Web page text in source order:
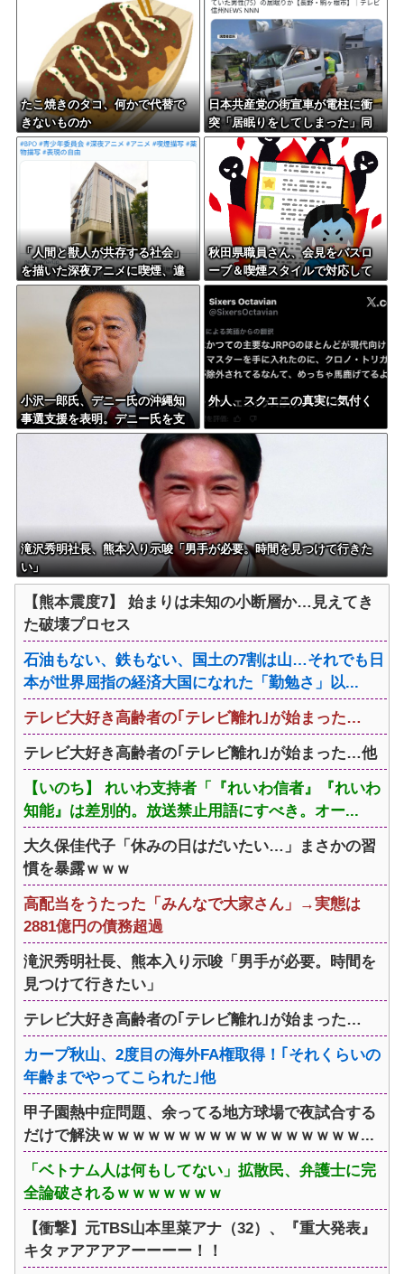
撲、頭部裂傷及び打撲、頸部損
傷の怪我
いの」
たこ焼きのタコ、何かで代替で
きないものか
日本共産党の街宣車が電柱に衝
突「居眠りをしてしまった」同
乗していた県議を含め男女3人重
「人間と獣人が共存する社会」
を描いた深夜アニメに喫煙、違
法薬物の連想シーンも…視聴者
批判でBPO議論
秋田県職員さん、会見をバスロ
ーブ＆喫煙スタイルで対応して
しまい大炎上ｗ
小沢一郎氏、デニー氏の沖縄知
事選支援を表明。デニー氏を支
援しない中革連を批判
外人、スクエニの真実に気付く
滝沢秀明社長、熊本入り示唆「男手が必要。時間を見つけて行きた
い」
【熊本震度7】 始まりは未知の小断層か…見えてき
た破壊プロセス
石油もない、鉄もない、国土の7割は山…それでも日
本が世界屈指の経済大国になれた「勤勉さ」以...
テレビ大好き高齢者の｢テレビ離れ｣が始まった…
テレビ大好き高齢者の｢テレビ離れ｣が始まった…他
【いのち】 れいわ支持者「『れいわ信者』『れいわ
知能』は差別的。放送禁止用語にすべき。オー...
大久保佳代子「休みの日はだいたい…」まさかの習
慣を暴露ｗｗｗ
高配当をうたった「みんなで大家さん」→実態は
2881億円の債務超過
滝沢秀明社長、熊本入り示唆「男手が必要。時間を
見つけて行きたい」
テレビ大好き高齢者の｢テレビ離れ｣が始まった…
カープ秋山、2度目の海外FA権取得！｢それくらいの
年齢までやってこられた｣他
甲子園熱中症問題、余ってる地方球場で夜試合する
だけで解決ｗｗｗｗｗｗｗｗｗｗｗｗｗｗｗｗｗ...
「ベトナム人は何もしてない」拡散民、弁護士に完
全論破されるｗｗｗｗｗｗｗ
【衝撃】元TBS山本里菜アナ（32）、『重大発表』
キタァアアアアーーーー！！